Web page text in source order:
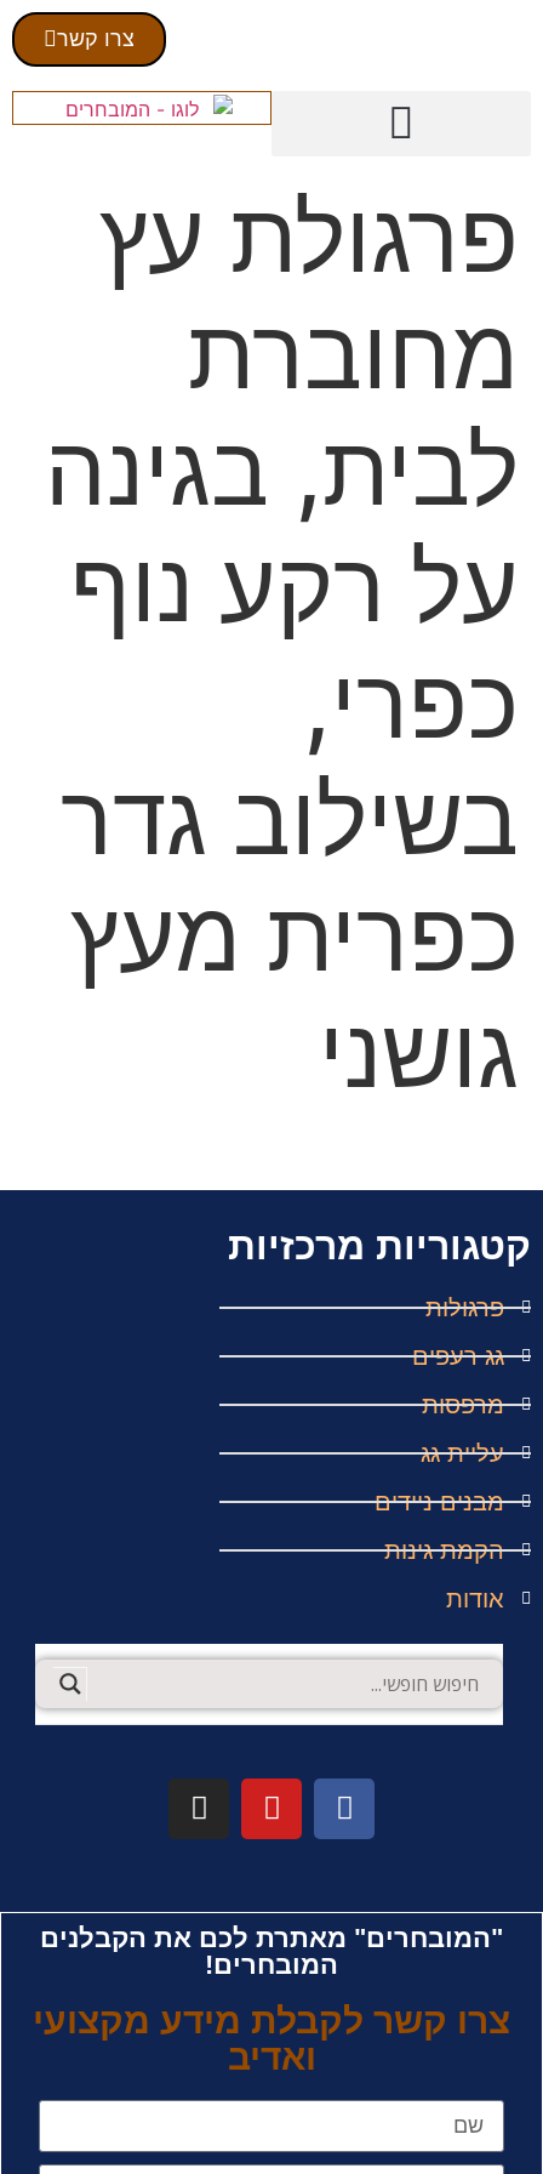
צרו קשר
פרגולת עץ
מחוברת
לבית, בגינה
על רקע נוף
כפרי,
בשילוב גדר
כפרית מעץ
גושני
קטגוריות מרכזיות
פרגולות
גג רעפים
מרפסות
עליית גג
מבנים ניידים
הקמת גינות
אודות
"המובחרים" מאתרת לכם את הקבלנים
המובחרים!
צרו קשר לקבלת מידע מקצועי
ואדיב